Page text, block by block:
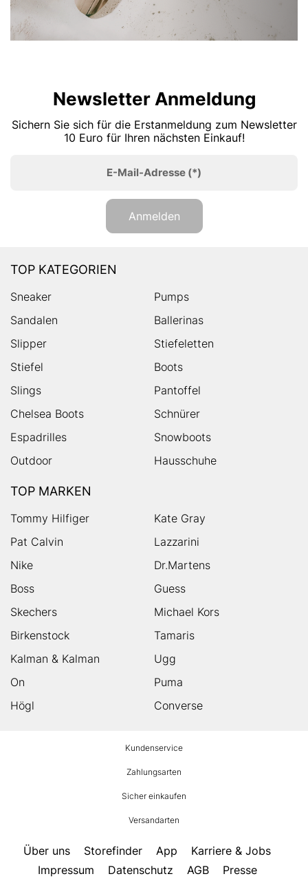
Newsletter Anmeldung
Sichern Sie sich für die Erstanmeldung zum Newsletter
10 Euro für Ihren nächsten Einkauf!
E-Mail-Adresse (*)
Anmelden
TOP KATEGORIEN
Sneaker
Pumps
Sandalen
Ballerinas
Slipper
Stiefeletten
Stiefel
Boots
Slings
Pantoffel
Chelsea Boots
Schnürer
Espadrilles
Snowboots
Outdoor
Hausschuhe
TOP MARKEN
Tommy Hilfiger
Kate Gray
Pat Calvin
Lazzarini
Nike
Dr.Martens
Boss
Guess
Skechers
Michael Kors
Birkenstock
Tamaris
Kalman & Kalman
Ugg
On
Puma
Högl
Converse
Kundenservice
Zahlungsarten
Sicher einkaufen
Versandarten
Über uns Storefinder App
Karriere & Jobs
Impressum
Datenschutz AGB
Presse